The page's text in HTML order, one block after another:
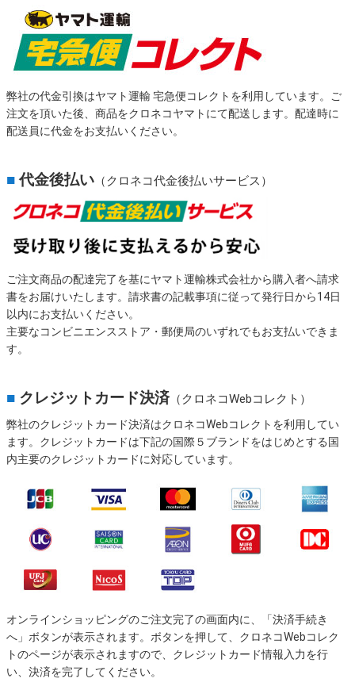
弊社の代金引換はヤマト運輸 宅急便コレクトを利用しています。ご
注文を頂いた後、商品をクロネコヤマトにて配送します。配達時に
配送員に代金をお支払いください。
■代金後払い （クロネコ代金後払いサービス）
ご注文商品の配達完了を基にヤマト運輸株式会社から購入者へ請求
書をお届けいたします。請求書の記載事項に従って発行日から14日
以内にお支払いください。
主要なコンビニエンスストア・郵便局のいずれでもお支払いできま
す。
■ クレジットカード決済 （クロネコWebコレクト）
弊社のクレジットカード決済はクロネコWebコレクトを利用してい
ます。クレジットカードは下記の国際５ブランドをはじめとする国
内主要のクレジットカードに対応しています。
オンラインショッピングのご注文完了の画面内に、「決済手続き
へ」ボタンが表示されます。ボタンを押して、クロネコWebコレク
トのページが表示されますので、クレジットカード情報入力を行
い、決済を完了してください。